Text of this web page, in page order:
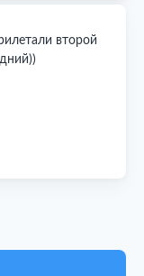
второй